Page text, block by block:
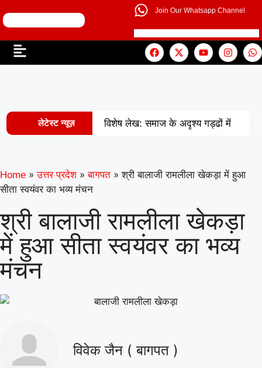
Join Our Whatsapp Channel
लेटेस्ट न्यूज़ विशेष लेख: समाज के अदृश्य गड्ढों में
मिसाल: अपना ‘राज्य युवा पुरस्कार’ युवा शक्ति
शिक्षाविद् डॉ. सत्यवीर सिंह को समग्र शिक्षा
(माध्यमिक) के जिला समन्वयक का प्रभार
Home » उत्तर प्रदेश » बागपत » श्री बालाजी रामलीला खेकड़ा में हुआ
सीता स्वयंवर का भव्य मंचन
श्री बालाजी रामलीला खेकड़ा
में हुआ सीता स्वयंवर का भव्य
मंचन
विवेक जैन ( बागपत )